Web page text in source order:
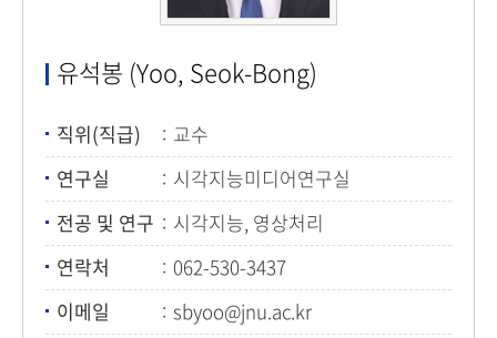
유석봉 (Yoo, Seok-Bong)
직위(직급)
교수
연구실
시각지능미디어연구실
전공 및 연구
시각지능, 영상처리
연락처
062-530-3437
이메일
sbyoo@jnu.ac.kr